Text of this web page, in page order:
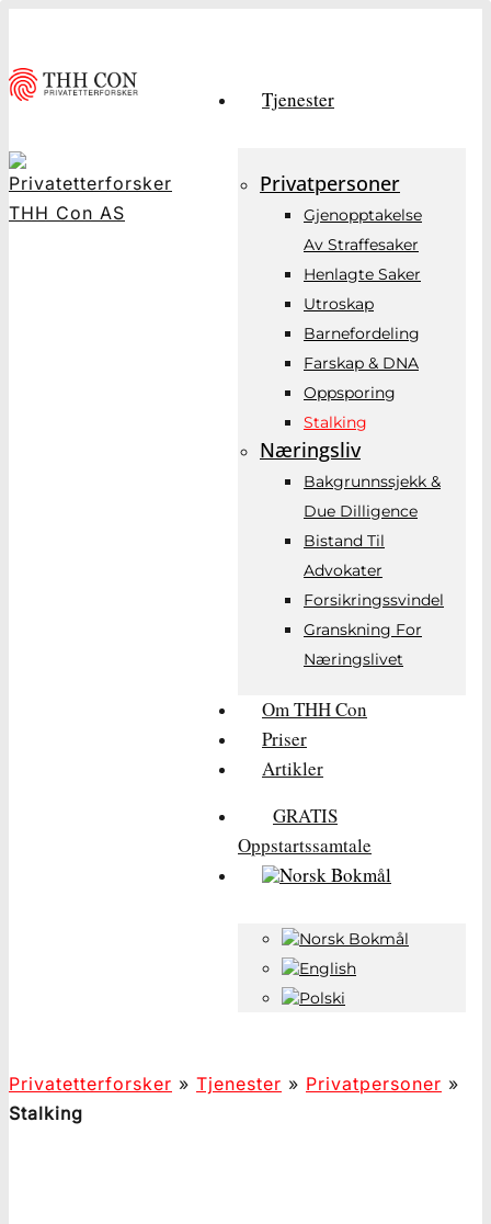
main
Tjenester
Privatpersoner
Gjenopptakelse
Av Straffesaker
Henlagte Saker
Utroskap
Barnefordeling
Farskap & DNA
Oppsporing
Stalking
Næringsliv
Bakgrunnssjekk &
Due Dilligence
Bistand Til
Advokater
Forsikringssvindel
Granskning For
Næringslivet
Om THH Con
Priser
Artikler
GRATIS
Oppstartssamtale
Privatetterforsker » Tjenester » Privatpersoner »
Stalking